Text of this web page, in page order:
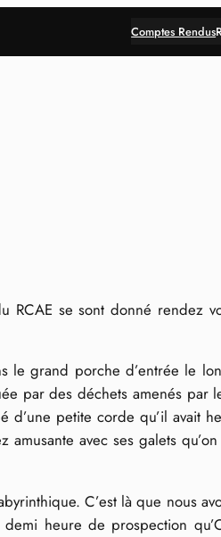
Comptes Rendus
se sont donné rendez
le grand porche d’entrée
des déchets amenés par
petite corde qu’il avait
avec ses galets
C’est là que nous
heure de prospection